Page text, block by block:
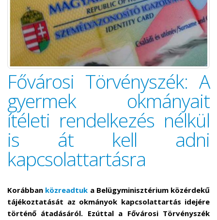
Fővárosi Törvényszék: A
gyermek okmányait
ítéleti rendelkezés nélkül
is át kell adni
kapcsolattartásra
Korábban közreadtuk a Belügyminisztérium közérdekű
tájékoztatását az okmányok kapcsolattartás idejére
történő átadásáról. Ezúttal a Fővárosi Törvényszék